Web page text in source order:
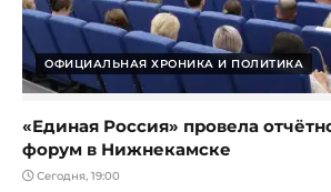
ОФИЦИАЛЬНАЯ ХРОНИКА И ПОЛИТИКА
«Единая Россия» провела
форум в Нижнекамске
Сегодня, 19:00